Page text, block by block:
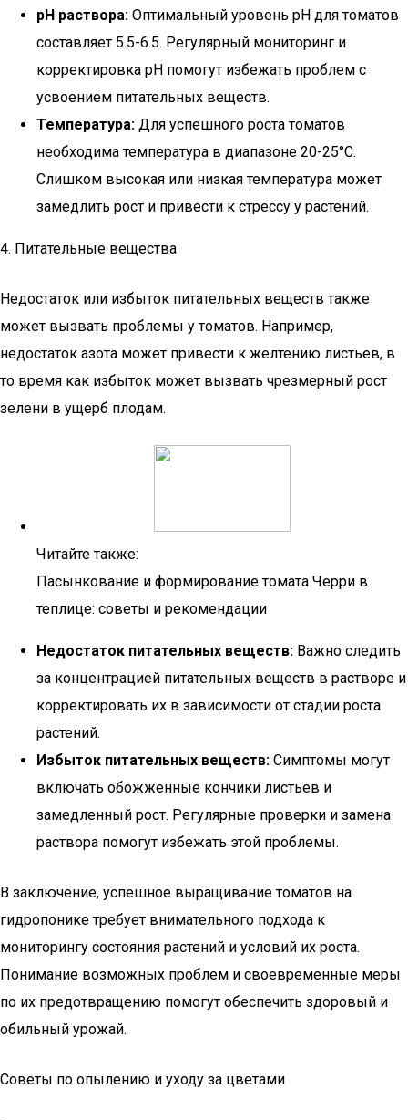
pH раствора: Оптимальный уровень pH для томатов
составляет 5.5-6.5. Регулярный мониторинг и
корректировка pH помогут избежать проблем с
усвоением питательных веществ.
Температура: Для успешного роста томатов
необходима температура в диапазоне 20-25°C.
Слишком высокая или низкая температура может
замедлить рост и привести к стрессу у растений.
4. Питательные вещества
Недостаток или избыток питательных веществ также
может вызвать проблемы у томатов. Например,
недостаток азота может привести к желтению листьев, в
то время как избыток может вызвать чрезмерный рост
зелени в ущерб плодам.
Читайте также:
Пасынкование и формирование томата Черри в
теплице: советы и рекомендации
Недостаток питательных веществ: Важно следить
за концентрацией питательных веществ в растворе и
корректировать их в зависимости от стадии роста
растений.
Избыток питательных веществ: Симптомы могут
включать обожженные кончики листьев и
замедленный рост. Регулярные проверки и замена
раствора помогут избежать этой проблемы.
В заключение, успешное выращивание томатов на
гидропонике требует внимательного подхода к
мониторингу состояния растений и условий их роста.
Понимание возможных проблем и своевременные меры
по их предотвращению помогут обеспечить здоровый и
обильный урожай.
Советы по опылению и уходу за цветами